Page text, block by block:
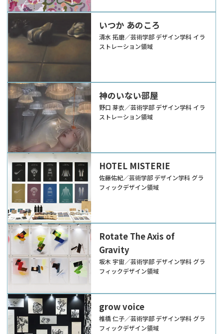
いつか あのころ
清水 拓磨／芸術学部 デザイン学科 イラ
ストレーション領域
神のいない部屋
野口 芽衣／芸術学部 デザイン学科 イラ
ストレーション領域
HOTEL MISTERIE
佐藤佑紀／芸術学部 デザイン学科 グラ
フィックデザイン領域
Rotate The Axis of
Gravity
坂木 宇宙／芸術学部 デザイン学科 グラ
フィックデザイン領域
grow voice
椎橋 仁子／芸術学部 デザイン学科 グラ
フィックデザイン領域